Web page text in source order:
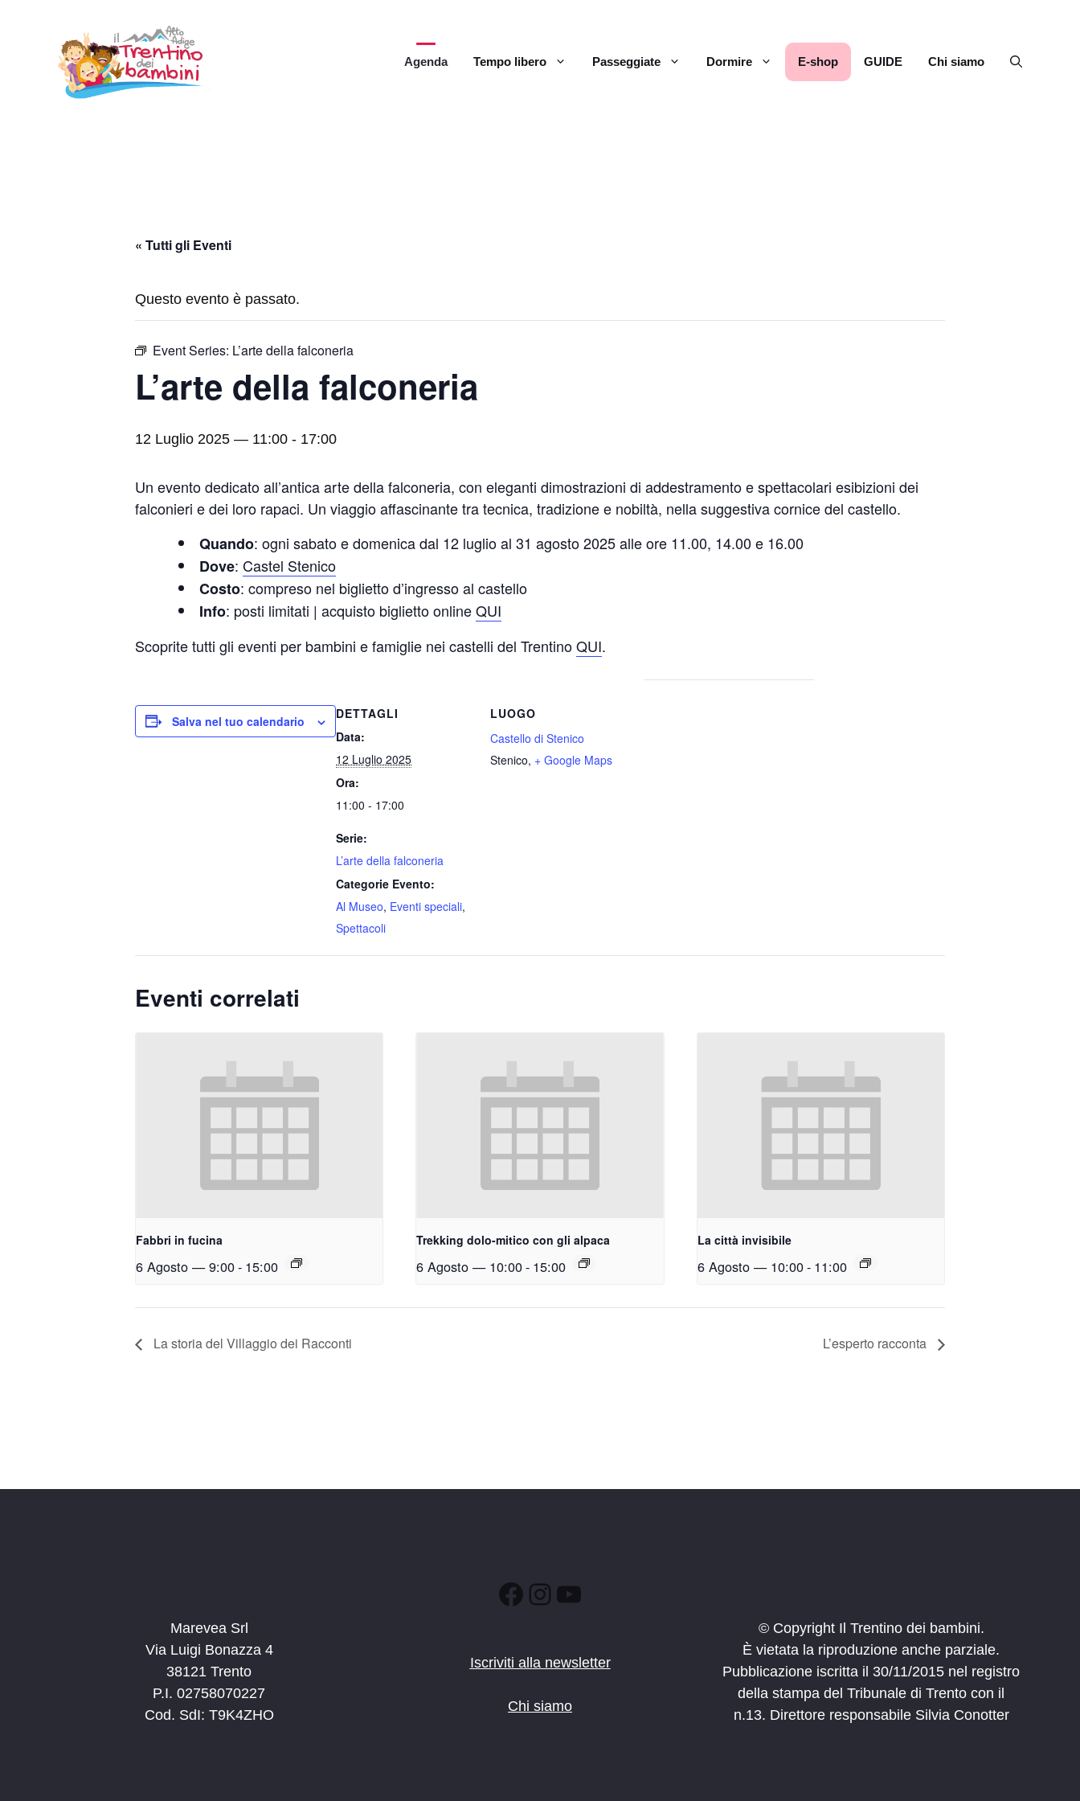
contenuto
Agenda Tempo libero Passeggiate Dormire E-shop GUIDE Chi siamo
« Tutti gli Eventi
Questo evento è passato.
Event Series: L’arte della falconeria
L’arte della falconeria
12 Luglio 2025 — 11:00 - 17:00
Un evento dedicato all’antica arte della falconeria, con eleganti dimostrazioni di addestramento e spettacolari esibizioni dei
falconieri e dei loro rapaci. Un viaggio affascinante tra tecnica, tradizione e nobiltà, nella suggestiva cornice del castello.
Quando: ogni sabato e domenica dal 12 luglio al 31 agosto 2025 alle ore 11.00, 14.00 e 16.00
Dove: Castel Stenico
Costo: compreso nel biglietto d’ingresso al castello
Info: posti limitati | acquisto biglietto onlineQUI
Scoprite tutti gli eventi per bambini e famiglie nei castelli del TrentinoQUI.
Salva nel tuo calendario
DETTAGLI
Data:
12 Luglio 2025
Ora:
11:00 - 17:00
Serie:
L’arte della falconeria
Categorie Evento:
Al Museo, Eventi speciali,
Spettacoli
LUOGO
Castello di Stenico
Stenico, + Google Maps
Eventi correlati
Fabbri in fucina
6 Agosto — 9:00- 15:00
Trekking dolo-mitico con gli alpaca
6 Agosto — 10:00- 15:00
La città invisibile
6 Agosto — 10:00- 11:00
La storia del Villaggio dei Racconti L’esperto racconta
Marevea Srl
Via Luigi Bonazza 4
38121 Trento
P.I. 02758070227
Cod. SdI: T9K4ZHO
Facebook
Instagram
YouTube
Iscriviti alla newsletter
Chi siamo
© Copyright Il Trentino dei bambini.
È vietata la riproduzione anche parziale.
Pubblicazione iscritta il 30/11/2015 nel registro
della stampa del Tribunale di Trento con il
n.13. Direttore responsabile Silvia Conotter